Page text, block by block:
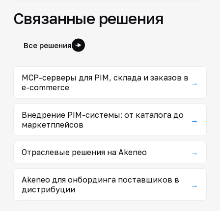
Связанные решения
Все решения
MCP-серверы для PIM, склада и заказов в
e-commerce
→
Внедрение PIM-системы: от каталога до
маркетплейсов
→
Отраслевые решения на Akeneo →
Akeneo для онбординга поставщиков в
дистрибуции
→